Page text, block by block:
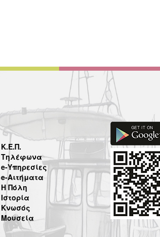
Κ.Ε.Π.
Τηλέφωνα
e-Υπηρεσίες
e-Αιτήματα
Η Πόλη
Ιστορία
Κνωσός
Μουσεία